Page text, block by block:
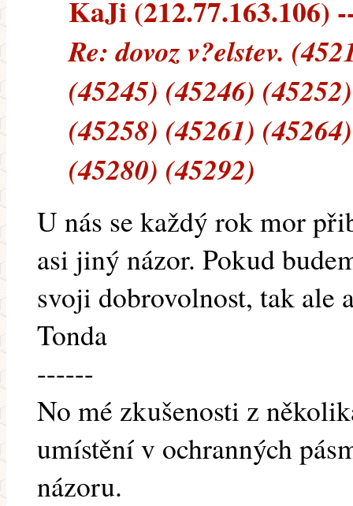
KaJi (212.77.163.106)
Re: dovoz v?elstev.
(45245) (45246)
(45258) (45261)
(45280) (45292)
U nás se každý rok mor
asi jiný názor. Pokud
svoji dobrovolnost, tak ale
Tonda
------
No mé zkušenosti z
umístění v ochranných
názoru.